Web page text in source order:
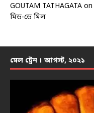
GOUTAM TATHAGATA on
মিড-ডে মিল
মেল ট্রেন । আগস্ট, ২০২১